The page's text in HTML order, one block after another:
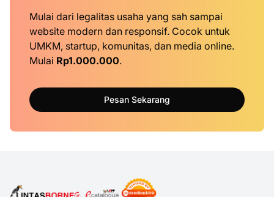
Mulai dari legalitas usaha yang sah sampai
website modern dan responsif. Cocok untuk
UMKM, startup, komunitas, dan media online.
Mulai Rp1.000.000.
Pesan Sekarang